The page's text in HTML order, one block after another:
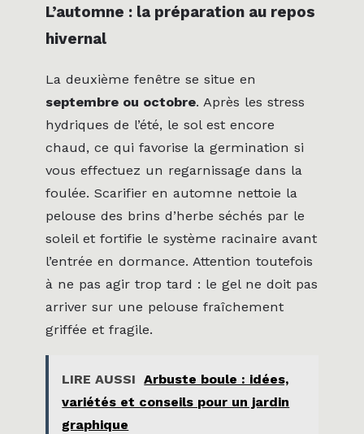
L’automne : la préparation au repos
hivernal
La deuxième fenêtre se situe en
septembre ou octobre. Après les stress
hydriques de l’été, le sol est encore
chaud, ce qui favorise la germination si
vous effectuez un regarnissage dans la
foulée. Scarifier en automne nettoie la
pelouse des brins d’herbe séchés par le
soleil et fortifie le système racinaire avant
l’entrée en dormance. Attention toutefois
à ne pas agir trop tard : le gel ne doit pas
arriver sur une pelouse fraîchement
griffée et fragile.
LIRE AUSSI Arbuste boule : idées,
variétés et conseils pour un jardin
graphique